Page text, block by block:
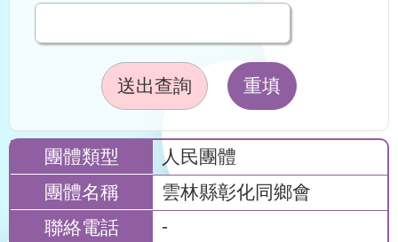
送出查詢 重填
人民團體
雲林縣彰化同鄉會
-